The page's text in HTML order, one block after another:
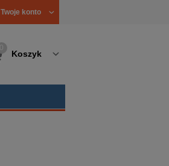
Twoje konto
Koszyk